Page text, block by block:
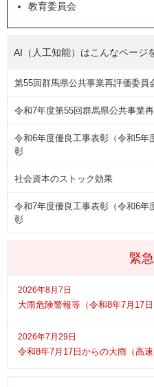
緊
2026年8月7日
大雨危険警報等（令和8年7月17
2026年7月29日
令和8年7月17日からの大雨（高速
教育委員会
AI（人工知能）はこんなページ
第55回群馬県公共事業再評価委員
令和7年度第55回群馬県公共事業
令和6年度優良工事表彰（令和5
彰
社会資本のストック効果
令和7年度優良工事表彰（令和6
彰